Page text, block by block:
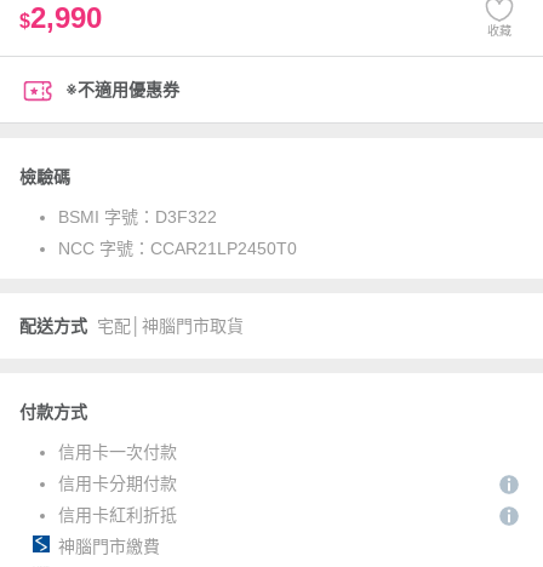
$2,990 收藏
※不適用優惠券
檢驗碼
BSMI 字號： D3F322
NCC 字號： CCAR21LP2450T0
配送方式 宅配│神腦門市取貨
付款方式
信用卡一次付款
信用卡分期付款
信用卡紅利折抵
神腦門市繳費